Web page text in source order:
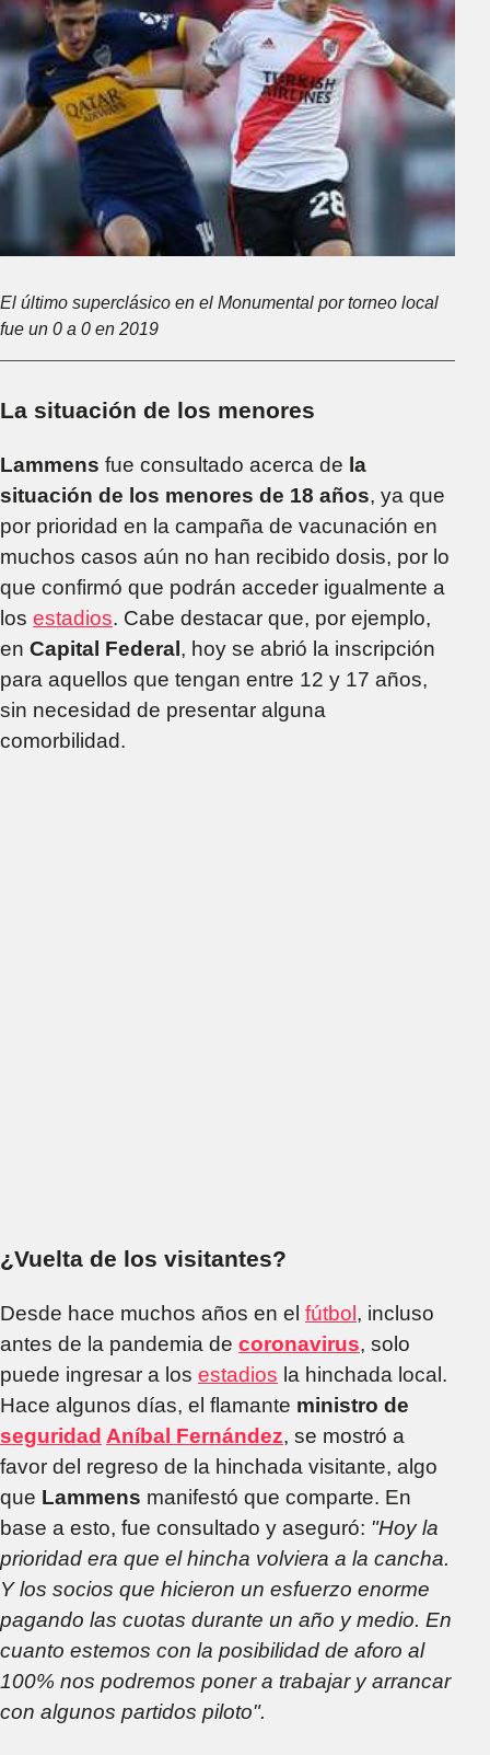
El último superclásico en el Monumental por torneo local
fue un 0 a 0 en 2019
La situación de los menores
Lammens fue consultado acerca de la
situación de los menores de 18 años, ya que
por prioridad en la campaña de vacunación en
muchos casos aún no han recibido dosis, por lo
que confirmó que podrán acceder igualmente a
los estadios. Cabe destacar que, por ejemplo,
en Capital Federal , hoy se abrió la inscripción
para aquellos que tengan entre 12 y 17 años,
sin necesidad de presentar alguna
comorbilidad.
¿Vuelta de los visitantes?
Desde hace muchos años en el fútbol , incluso
antes de la pandemia de coronavirus, solo
puede ingresar a los estadios la hinchada local.
Hace algunos días, el flamante ministro de
seguridad Aníbal Fernández, se mostró a
favor del regreso de la hinchada visitante, algo
que Lammens manifestó que comparte. En
base a esto, fue consultado y aseguró: "Hoy la
prioridad era que el hincha volviera a la cancha.
Y los socios que hicieron un esfuerzo enorme
pagando las cuotas durante un año y medio. En
cuanto estemos con la posibilidad de aforo al
100% nos podremos poner a trabajar y arrancar
con algunos partidos piloto".